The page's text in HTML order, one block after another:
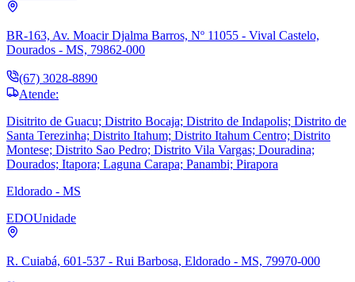
BR-163, Av. Moacir Djalma Barros, Nº 11055 - Vival Castelo,
Dourados - MS, 79862-000
(67) 3028-8890
Atende:
Disitrito de Guacu; Distrito Bocaja; Distrito de Indapolis; Distrito de
Santa Terezinha; Distrito Itahum; Distrito Itahum Centro; Distrito
Montese; Distrito Sao Pedro; Distrito Vila Vargas; Douradina;
Dourados; Itapora; Laguna Carapa; Panambi; Pirapora
Eldorado - MS
EDOUnidade
R. Cuiabá, 601-537 - Rui Barbosa, Eldorado - MS, 79970-000